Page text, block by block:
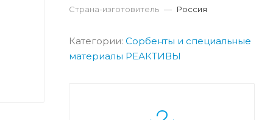
Страна-изготовитель — Россия
Категории: Сорбенты и специальные
материалы РЕАКТИВЫ